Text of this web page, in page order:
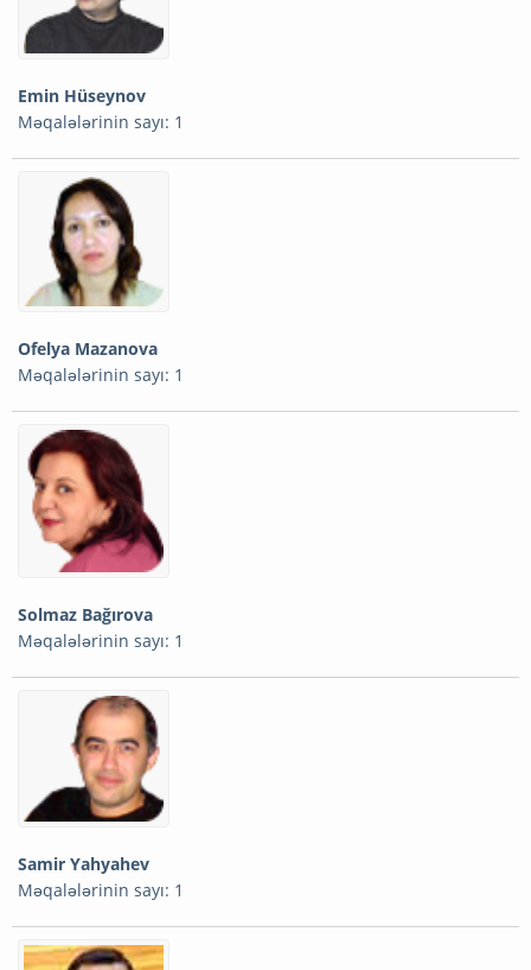
Emin Hüseynov
Məqalələrinin sayı: 1
Ofelya Mazanova
Məqalələrinin sayı: 1
Solmaz Bağırova
Məqalələrinin sayı: 1
Samir Yahyahev
Məqalələrinin sayı: 1